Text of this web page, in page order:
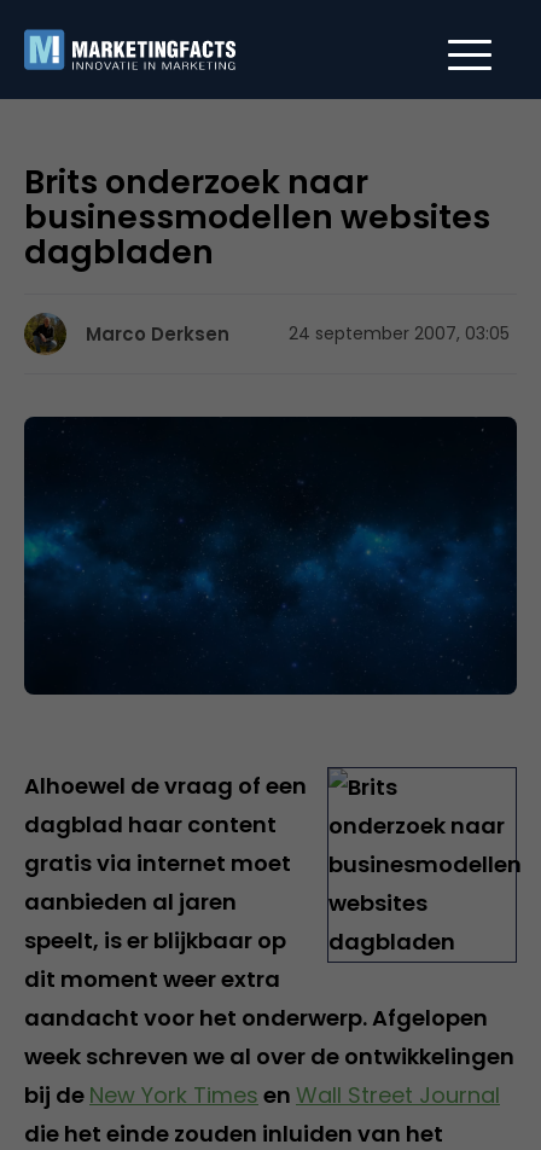
Brits onderzoek naar
businessmodellen websites
dagbladen
Marco Derksen 24 september 2007, 03:05
Alhoewel de vraag of een
dagblad haar content
gratis via internet moet
aanbieden al jaren
speelt, is er blijkbaar op
dit moment weer extra
aandacht voor het onderwerp. Afgelopen
week schreven we al over de ontwikkelingen
bij de New York Times en Wall Street Journal
die het einde zouden inluiden van het